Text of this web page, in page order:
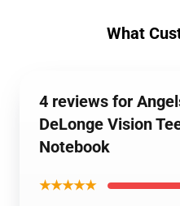
What
4 reviews for
DeLonge Vision
Notebook
★★★★★